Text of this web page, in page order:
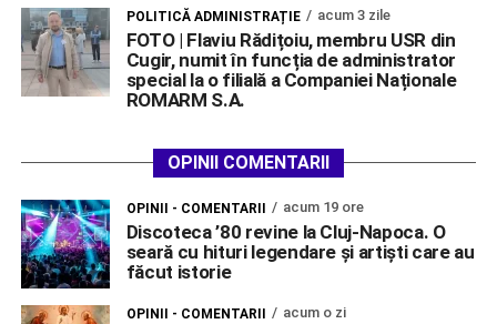
POLITICĂ ADMINISTRAȚIE acum 3 zile
FOTO | Flaviu Rădițoiu, membru USR din
Cugir, numit în funcția de administrator
special la o filială a Companiei Naționale
ROMARM S.A.
OPINII COMENTARII
OPINII - COMENTARII acum 19 ore
Discoteca ’80 revine la Cluj-Napoca. O
seară cu hituri legendare și artiști care au
făcut istorie
OPINII - COMENTARII acum o zi